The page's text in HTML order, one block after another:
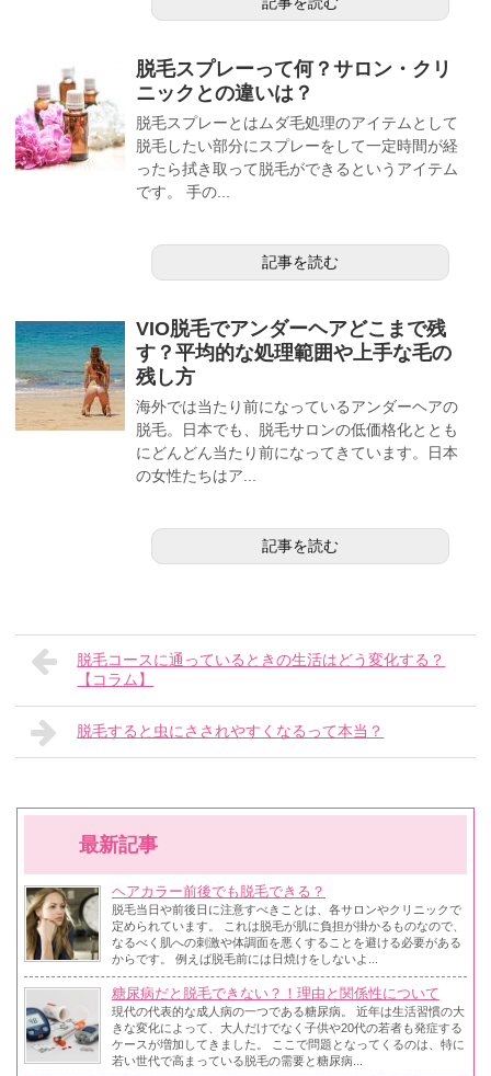
脱毛スプレーって何？サロン・クリ
ニックとの違いは？
脱毛スプレーとはムダ毛処理のアイテムとして
脱毛したい部分にスプレーをして一定時間が経
ったら拭き取って脱毛ができるというアイテム
です。 手の...
記事を読む
VIO脱毛でアンダーヘアどこまで残
す？平均的な処理範囲や上手な毛の
残し方
海外では当たり前になっているアンダーヘアの
脱毛。日本でも、脱毛サロンの低価格化ととも
にどんどん当たり前になってきています。日本
の女性たちはア...
記事を読む
脱毛コースに通っているときの生活はどう変化する？
【コラム】
脱毛すると虫にさされやすくなるって本当？
最新記事
ヘアカラー前後でも脱毛できる？
脱毛当日や前後日に注意すべきことは、各サロンやクリニックで
定められています。 これは脱毛が肌に負担が掛かるものなので、
なるべく肌への刺激や体調面を悪くすることを避ける必要がある
からです。 例えば脱毛前には日焼けをしないよ...
糖尿病だと脱毛できない？！理由と関係性について
現代の代表的な成人病の一つである糖尿病。 近年は生活習慣の大
きな変化によって、大人だけでなく子供や20代の若者も発症する
ケースが増加してきました。 ここで問題となってくるのは、特に
若い世代で高まっている脱毛の需要と糖尿病...